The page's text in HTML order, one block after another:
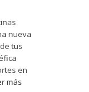
nueva
tus
en
más